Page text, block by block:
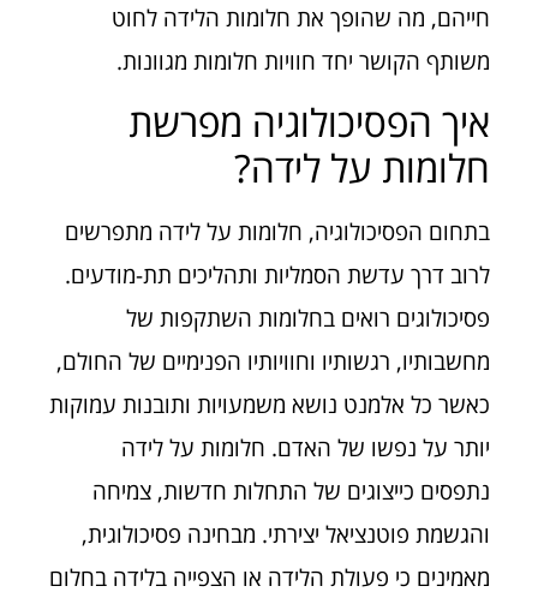
חייהם, מה שהופך את חלומות הלידה לחוט
משותף הקושר יחד חוויות חלומות מגוונות.
איך הפסיכולוגיה מפרשת
חלומות על לידה?
בתחום הפסיכולוגיה, חלומות על לידה מתפרשים
לרוב דרך עדשת הסמליות ותהליכים תת-מודעים.
פסיכולוגים רואים בחלומות השתקפות של
מחשבותיו, רגשותיו וחוויותיו הפנימיים של החולם,
כאשר כל אלמנט נושא משמעויות ותובנות עמוקות
יותר על נפשו של האדם. חלומות על לידה
נתפסים כייצוגים של התחלות חדשות, צמיחה
והגשמת פוטנציאל יצירתי. מבחינה פסיכולוגית,
מאמינים כי פעולת הלידה או הצפייה בלידה בחלום